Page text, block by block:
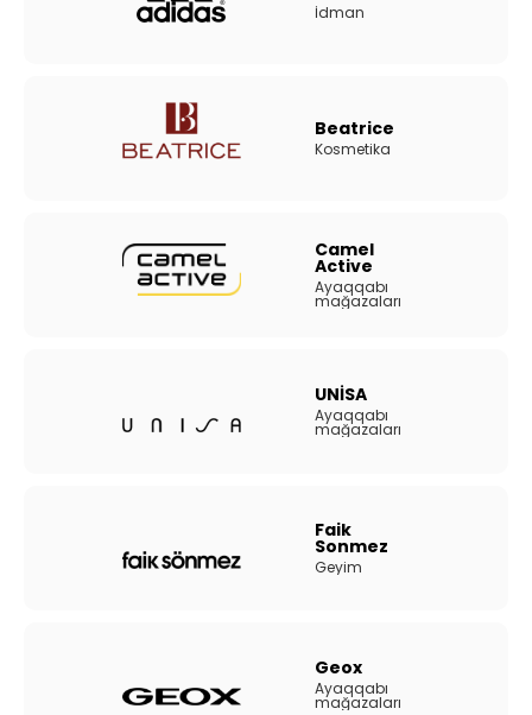
İdman
Beatrice
Kosmetika
Camel
Active
Ayaqqabı
mağazaları
UNİSA
Ayaqqabı
mağazaları
Faik
Sonmez
Geyim
Geox
Ayaqqabı
mağazaları